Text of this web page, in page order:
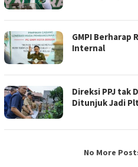
GMPI Berharap
Internal
Direksi PPJ tak
Ditunjuk Jadi Plt
No More